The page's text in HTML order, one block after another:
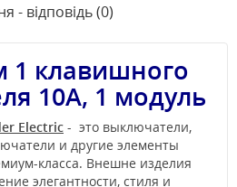
- відповідь (0)
1 клавишного
10А, 1 модуль
Electric - это выключатели,
и другие элементы
класса. Внешне изделия
элегантности, стиля и